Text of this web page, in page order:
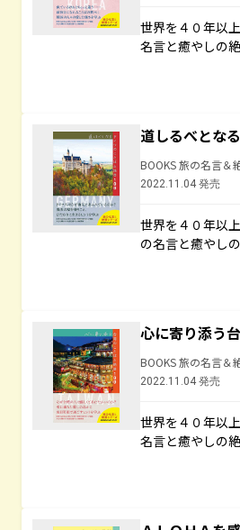
世界を４０年以
名言と癒やしの
道しるべとな
BOOKS 旅の名言＆
2022.11.04 発売
世界を４０年以
の名言と癒やし
心に寄り添う
BOOKS 旅の名言＆
2022.11.04 発売
世界を４０年以
名言と癒やしの